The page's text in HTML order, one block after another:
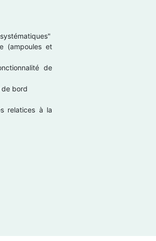
(ampoules et
de
de bord
relatices à la